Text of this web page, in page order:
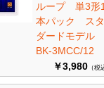
ループ 単3形
本パック ス
ダードモデル
BK-3MCC/12
￥3,980 （税